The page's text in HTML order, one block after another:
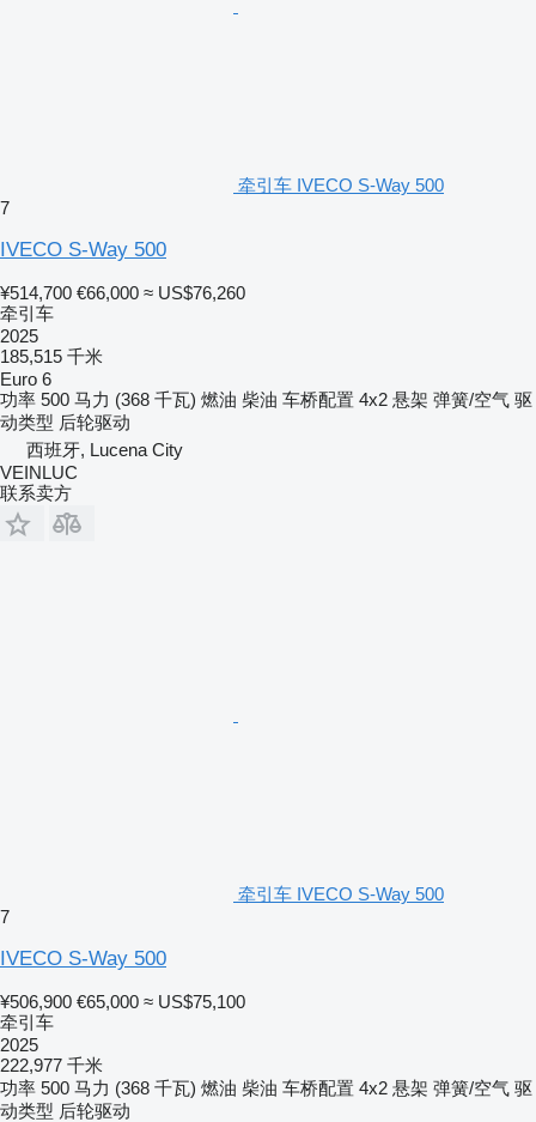
牵引车 IVECO S-Way 500
7
IVECO S-Way 500
¥514,700 €66,000 ≈ US$76,260
牵引车
2025
185,515 千米
Euro 6
功率 500 马力 (368 千瓦) 燃油 柴油 车桥配置 4x2 悬架 弹簧/空气 驱
动类型 后轮驱动
西班牙, Lucena City
VEINLUC
联系卖方
牵引车 IVECO S-Way 500
7
IVECO S-Way 500
¥506,900 €65,000 ≈ US$75,100
牵引车
2025
222,977 千米
功率 500 马力 (368 千瓦) 燃油 柴油 车桥配置 4x2 悬架 弹簧/空气 驱
动类型 后轮驱动